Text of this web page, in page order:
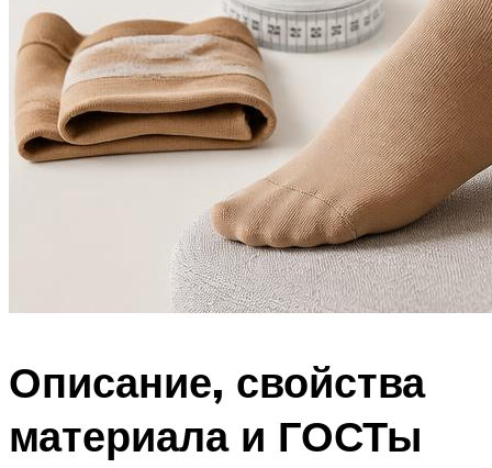
Описание, свойства
материала и ГОСТы